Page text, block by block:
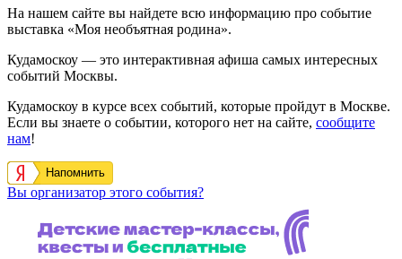
На нашем сайте вы найдете всю информацию про событие
выставка «Моя необъятная родина».
Кудамоскоу — это интерактивная афиша самых интересных
событий Москвы.
Кудамоскоу в курсе всех событий, которые пройдут в Москве.
Если вы знаете о событии, которого нет на сайте, сообщите
нам!
Напомнить
Вы организатор этого события?